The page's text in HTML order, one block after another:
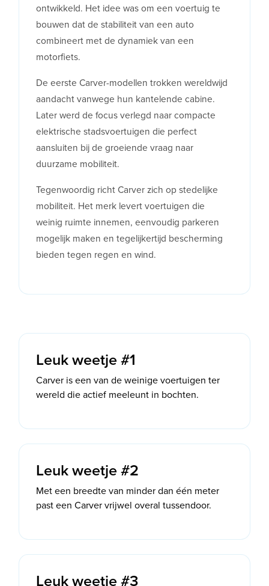
ontwikkeld. Het idee was om een voertuig te
bouwen dat de stabiliteit van een auto
combineert met de dynamiek van een
motorfiets.
De eerste Carver-modellen trokken wereldwijd
aandacht vanwege hun kantelende cabine.
Later werd de focus verlegd naar compacte
elektrische stadsvoertuigen die perfect
aansluiten bij de groeiende vraag naar
duurzame mobiliteit.
Tegenwoordig richt Carver zich op stedelijke
mobiliteit. Het merk levert voertuigen die
weinig ruimte innemen, eenvoudig parkeren
mogelijk maken en tegelijkertijd bescherming
bieden tegen regen en wind.
Leuk weetje #1
Carver is een van de weinige voertuigen ter
wereld die actief meeleunt in bochten.
Leuk weetje #2
Met een breedte van minder dan één meter
past een Carver vrijwel overal tussendoor.
Leuk weetje #3